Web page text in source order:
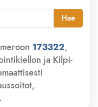
Hae
173322,
ja Kilpi-